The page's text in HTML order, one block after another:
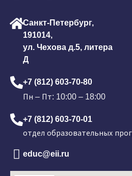
Санкт-Петербург,
191014,
ул. Чехова д.5, литера
Д
+7 (812) 603-70-80
Пн – Пт: 10:00 – 18:00
+7 (812) 603-70-01
отдел образовательных
educ@eii.ru